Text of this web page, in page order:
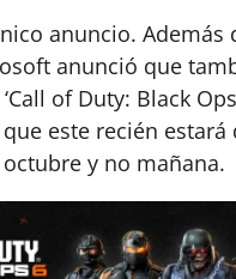
anuncio. Además
anunció que
of Duty: Black
este recién
y no mañana.